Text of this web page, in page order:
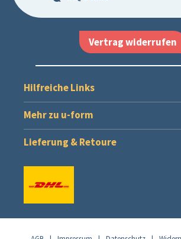
Vertrag widerrufen
Hilfreiche Links
Mehr zu u-form
Lieferung & Retoure